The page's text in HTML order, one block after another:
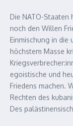
Die NATO-Staaten
noch den Willen
Einmischung in die
höchstem Masse
egoistische und
Friedens machen.
Rechten des
Des